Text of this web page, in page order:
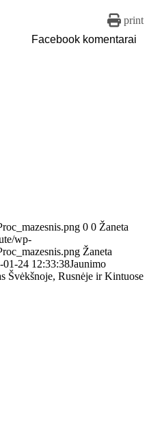
print
Facebook komentarai
0 0 Žaneta
wp-
Žaneta
01-24 12:33:38Jaunimo
Švėkšnoje, Rusnėje ir Kintuose